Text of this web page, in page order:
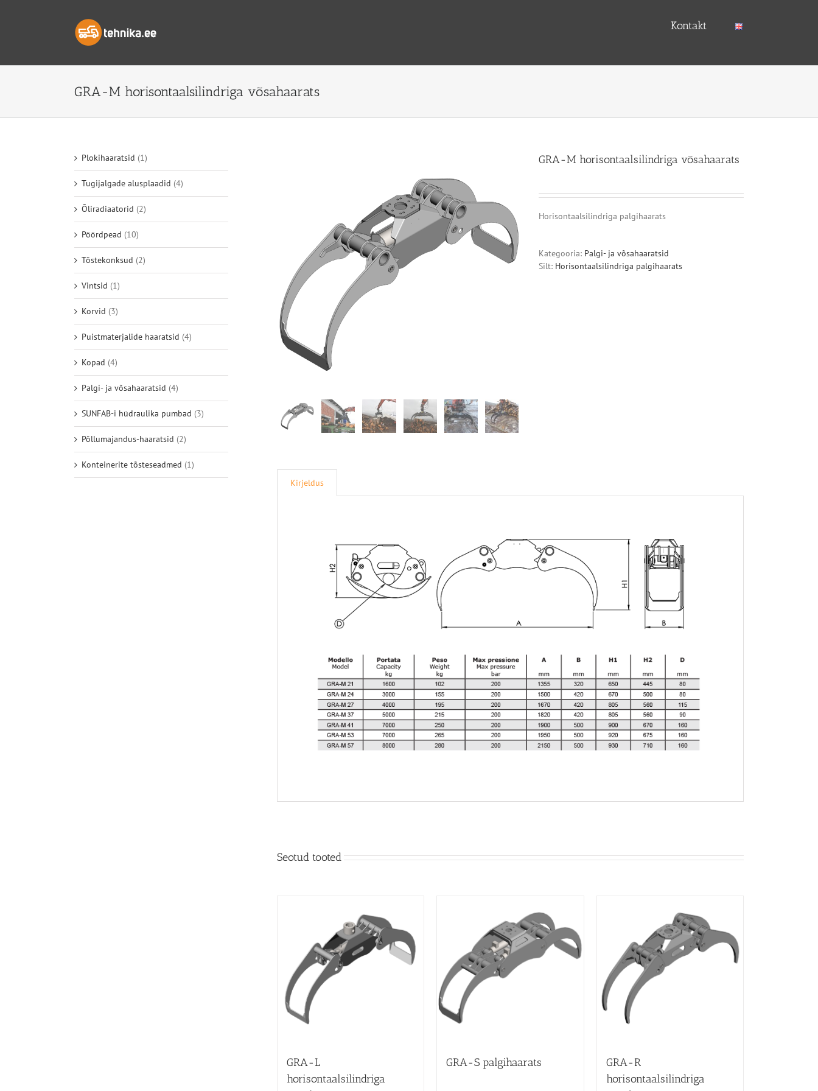
Kontakt
GRA-M horisontaalsilindriga võsahaarats
GRA-M horisontaalsilindriga võsahaarats
Horisontaalsilindriga palgihaarats
Kategooria: Palgi- ja võsahaaratsid
Silt: Horisontaalsilindriga palgihaarats
Kirjeldus
Seotud tooted
GRA-L
horisontaalsilindriga
GRA-S palgihaarats
GRA-R
horisontaalsilindriga
Plokihaaratsid (1)
Tugijalgade alusplaadid (4)
Õliradiaatorid (2)
Pöördpead (10)
Tõstekonksud (2)
Vintsid (1)
Korvid (3)
Puistmaterjalide haaratsid (4)
Kopad (4)
Palgi- ja võsahaaratsid (4)
SUNFAB-i hüdraulika pumbad (3)
Põllumajandus-haaratsid (2)
Konteinerite tõsteseadmed (1)